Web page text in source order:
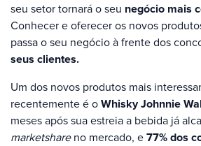
seu setor tornará o seu negócio mais
Conhecer e oferecer os novos
passa o seu negócio à frente dos
seus clientes.
Um dos novos produtos mais
recentemente é o Whisky Johnnie
meses após sua estreia a bebida já
marketshareno mercado, e 77% dos